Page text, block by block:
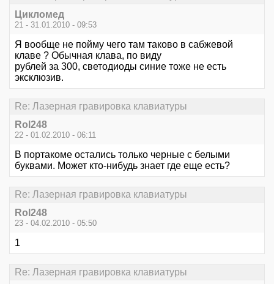
Цикломед
21 - 31.01.2010 - 09:53
Я вообще не пойму чего там таково в сабжевой
клаве ? Обычная клава, по виду
рублей за 300, светодиоды синие тоже не есть
эксклюзив.
Re: Лазерная гравировка клавиатуры
Rol248
22 - 01.02.2010 - 06:11
В портакоме остались только черные с белыми
буквами. Может кто-нибудь знает где еще есть?
Re: Лазерная гравировка клавиатуры
Rol248
23 - 04.02.2010 - 05:50
1
Re: Лазерная гравировка клавиатуры